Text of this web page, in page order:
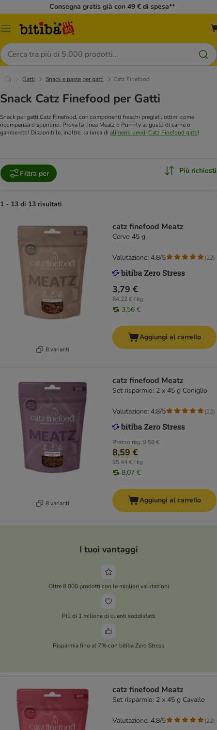
Consegna gratis già con 49 € di spesa**
Overview
Cerca
Gatti Snack e paste per gatti Catz Finefood
Snack Catz Finefood per Gatti
Snack per gatti Catz Finefood, con componenti freschi pregiati, ottimi come
ricompensa o spuntino. Prova la linea Meatz o Purrrrly al gusto di carne o
gamberetti! Disponibile, inoltre, la linea di alimenti umidi Catz Finefood gatti!
Filtra per Più richiesti
1 - 13 di 13 risultati
8 varianti
catz finefood Meatz
Cervo 45 g
3,79 €
84,22 € / kg
3,56 €
Valutazione: 4.8/5 (22)
Aggiungi al carrello
8 varianti
catz finefood Meatz
Set risparmio: 2 x 45 g Coniglio
Prezzo reg. 9,58 €
8,59 €
95,44 € / kg
8,07 €
Valutazione: 4.8/5 (22)
Aggiungi al carrello
I tuoi vantaggi
Oltre 8.000 prodotti con le migliori valutazioni
Più di 1 milione di clienti soddisfatti
Risparmia fino al 7% con bitiba Zero Stress
catz finefood Meatz
Set risparmio: 2 x 45 g Cavallo
Valutazione: 4.8/5 (22)